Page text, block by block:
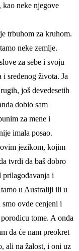
kao neke njegove
trbuhom za kruhom.
neke zemlje.
za sebe i svoju
sređenog života. Ja
još devedesetih
dobio sam
za mene i
imala posao.
jezikom, kojim
tvrdi da baš dobro
prilagođavanja i
tamo u Australiji ili u
ovde cenjeni i
tome. A onda
da će nam preokret
ali na žalost, i oni uz